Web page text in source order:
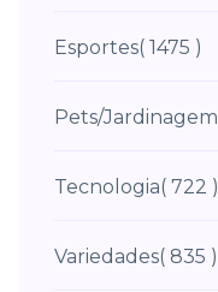
Esportes( 1475 )
Pets/Jardinagem
Tecnologia( 722 )
Variedades( 835 )